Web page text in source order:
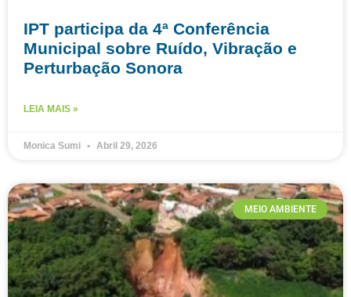
IPT participa da 4ª Conferência
Municipal sobre Ruído, Vibração e
Perturbação Sonora
LEIA MAIS »
Monica Sumi Abril 29, 2026
MEIO AMBIENTE